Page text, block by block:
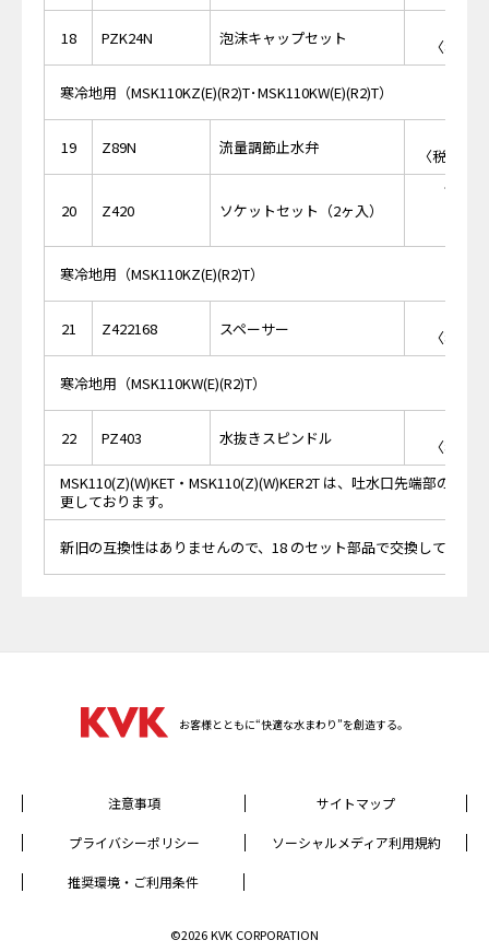
18 PZK24N 泡沫キャップセット
〈税抜
寒冷地用（MSK110KZ(E)(R2)T･MSK110KW(E)(R2)T）
19 Z89N 流量調節止水弁
〈税抜価
20 Z420 ソケットセット（2ヶ入）
￥
寒冷地用（MSK110KZ(E)(R2)T）
21 Z422168 スペーサー
〈税抜
寒冷地用（MSK110KW(E)(R2)T）
22 PZ403 水抜きスピンドル
〈税抜
MSK110(Z)(W)KET・MSK110(Z)(W)KER2T は、吐水口先端部の泡沫
更しております。
新旧の互換性はありませんので、18 のセット部品で交換してくだ
お客様とともに“快適な水まわり”を創造する。
注意事項 サイトマップ
プライバシーポリシー ソーシャルメディア利用規約
推奨環境・ご利用条件
©2026 KVK CORPORATION